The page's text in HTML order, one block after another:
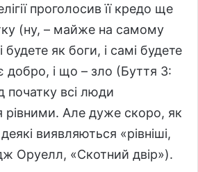
проголосив її кредо ще
(ну, – майже на самому
як боги, і самі будете
добро, і що – зло (Буття 3:
початку всі люди
рівними. Але дуже скоро, як
виявляються «рівніші,
Оруелл, «Скотний двір»).